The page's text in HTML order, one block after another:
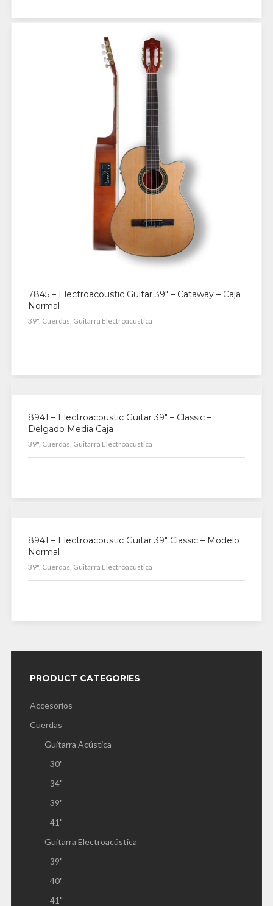
7845 – Electroacoustic Guitar 39″ – Cataway – Caja
Normal
39", Cuerdas, Guitarra Electroacústica
8941 – Electroacoustic Guitar 39″ – Classic –
Delgado Media Caja
39", Cuerdas, Guitarra Electroacústica
8941 – Electroacoustic Guitar 39″ Classic – Modelo
Normal
39", Cuerdas, Guitarra Electroacústica
PRODUCT CATEGORIES
Accesorios
Cuerdas
Guitarra Acústica
30"
34"
39"
41"
Guitarra Electroacústica
39"
40"
41"